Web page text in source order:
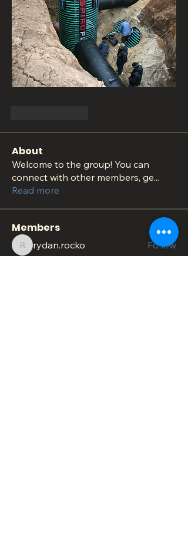
About
Welcome to the group! You can
connect with other members, ge...
Read more
Members
rydan.rocko
rydan.rocko
Follow